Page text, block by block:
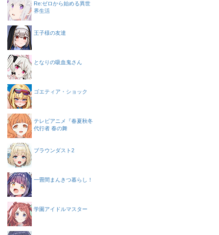
Re:ゼロから始める異世
界生活
王子様の友達
となりの吸血鬼さん
ゴエティア・ショック
テレビアニメ『春夏秋冬
代行者 春の舞
ブラウンダスト2
一畳間まんきつ暮らし！
学園アイドルマスター